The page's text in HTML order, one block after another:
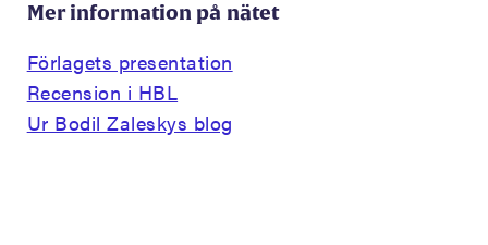
Mer information på nätet
Förlagets presentation
Recension i HBL
Ur Bodil Zaleskys blog